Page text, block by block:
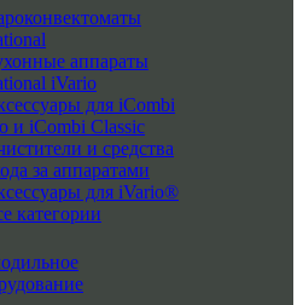
аппараты
iVario
для iCombi
и iCombi Classic
и средства
за аппаратами
для iVario®
категории